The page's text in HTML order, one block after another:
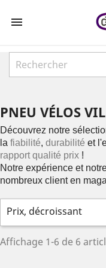

PNEU VÉLOS
Découvrez notre
la fiabilité, durabilité et
rapport qualité prix !
Notre expérience et
nombreux client en
Prix, décroissant
Affichage 1-6 de 6